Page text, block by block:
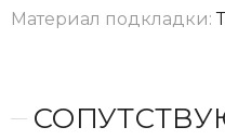
Материал подкладки: